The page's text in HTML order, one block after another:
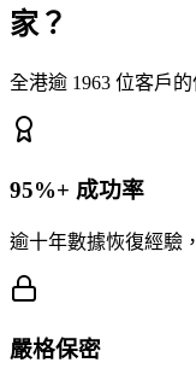
家？
全港逾 1963 位客戶
95%+ 成功率
逾十年數據恢復經驗
嚴格保密